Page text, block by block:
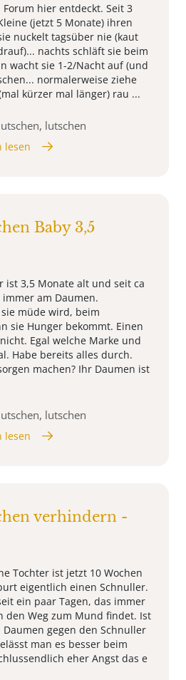
hier entdeckt. Seit 3
(jetzt 5 Monate) ihren
nuckelt tagsüber nie (kaut
nachts schläft sie beim
wacht sie 1-2/Nacht auf (und
normalerweise ziehe
kürzer mal länger) rau ...
lutschen
lesen
Baby 3,5
ist 3,5 Monate alt und seit ca
am Daumen.
müde wird, beim
sie Hunger bekommt. Einen
Egal welche Marke und
Habe bereits alles durch.
machen? Ihr Daumen ist
lutschen
lesen
verhindern -
Tochter ist jetzt 10 Wochen
eigentlich einen Schnuller.
ein paar Tagen, das immer
den Weg zum Mund findet. Ist
gegen den Schnuller
man es besser beim
eher Angst das e